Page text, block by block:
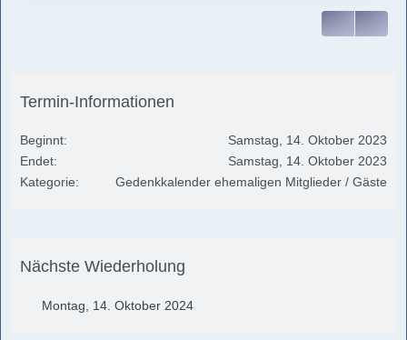
Termin-Informationen
Beginnt
Samstag, 14. Oktober 2023
Endet
Samstag, 14. Oktober 2023
Kategorie
Gedenkkalender ehemaligen Mitglieder / Gäste
Nächste Wiederholung
Montag, 14. Oktober 2024